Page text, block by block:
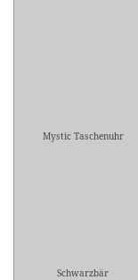
Mystic Taschenuhr
Schwarzbär